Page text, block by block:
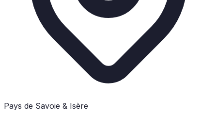
Pays de Savoie & Isère